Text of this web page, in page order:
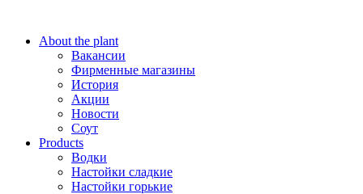
About the plant
Вакансии
Фирменные магазины
История
Акции
Новости
Соут
Products
Водки
Настойки сладкие
Настойки горькие